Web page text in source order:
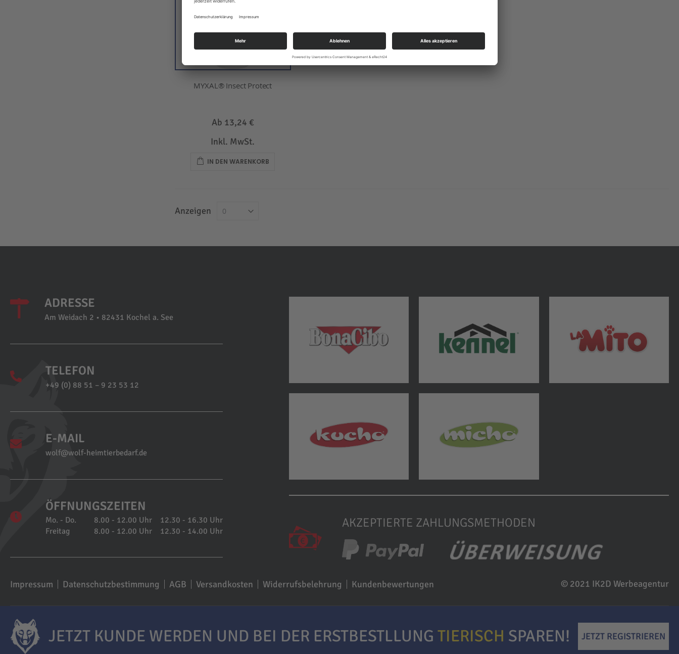
MYXAL® Insect Protect
Ab 13,24 €
Inkl. MwSt.
IN DEN WARENKORB
Anzeigen
ADRESSE
Am Weidach 2 • 82431 Kochel a. See
TELEFON
+49 (0) 88 51 – 9 23 53 12
E-MAIL
wolf@wolf-heimtierbedarf.de
ÖFFNUNGSZEITEN
Mo. - Do. 8.00 - 12.00 Uhr
12.30 - 16.30 Uhr
Freitag
8.00 - 12.00 Uhr 12.30 - 14.00 Uhr
AKZEPTIERTE ZAHLUNGSMETHODEN
Impressum Datenschutzbestimmung AGB Versandkosten Widerrufsbelehrung Kundenbewertungen © 2021 IK2D Werbeagentur
JETZT KUNDE WERDEN UND BEI DER ERSTBESTLLUNG TIERISCH SPAREN! JETZT REGISTRIEREN